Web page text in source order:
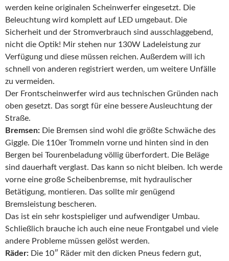
werden keine originalen Scheinwerfer eingesetzt. Die
Beleuchtung wird komplett auf LED umgebaut. Die
Sicherheit und der Stromverbrauch sind ausschlaggebend,
nicht die Optik! Mir stehen nur 130W Ladeleistung zur
Verfügung und diese müssen reichen. Außerdem will ich
schnell von anderen registriert werden, um weitere Unfälle
zu vermeiden.
Der Frontscheinwerfer wird aus technischen Gründen nach
oben gesetzt. Das sorgt für eine bessere Ausleuchtung der
Straße.
Bremsen: Die Bremsen sind wohl die größte Schwäche des
Giggle. Die 110er Trommeln vorne und hinten sind in den
Bergen bei Tourenbeladung völlig überfordert. Die Beläge
sind dauerhaft verglast. Das kann so nicht bleiben. Ich werde
vorne eine große Scheibenbremse, mit hydraulischer
Betätigung, montieren. Das sollte mir genügend
Bremsleistung bescheren.
Das ist ein sehr kostspieliger und aufwendiger Umbau.
Schließlich brauche ich auch eine neue Frontgabel und viele
andere Probleme müssen gelöst werden.
Räder: Die 10″ Räder mit den dicken Pneus federn gut,